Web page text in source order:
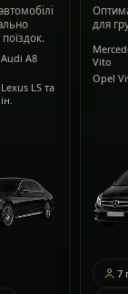
Audi A8
Lexus LS та
ін.
для
Vito
Opel
7